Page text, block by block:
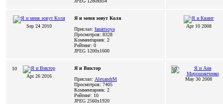
Sep 24 2010
Я и меня зовут Коля
Прислал: fanattsoya
Просмотров: 8328
Комментариев: 2
Рейтинг: 0
JPEG 1200x1600
Apr 10 2008
10
Apr 26 2016
Я и Виктор
Прислал: AlexandrM
Просмотров: 7405
Комментариев: 2
Рейтинг: 10
JPEG 2560x1920
10
May 30 2008